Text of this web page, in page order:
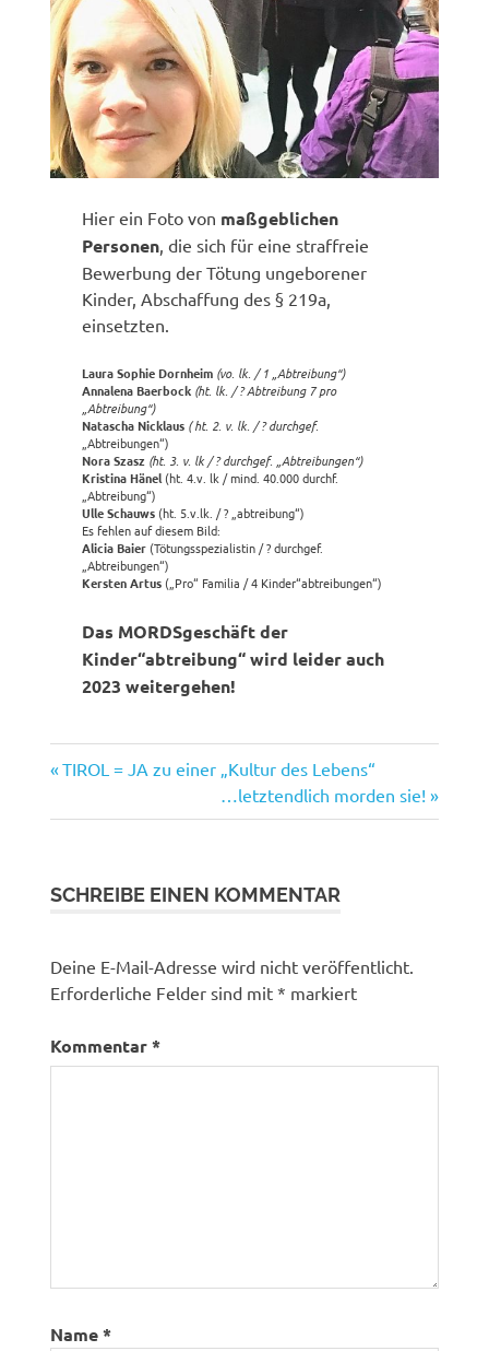
Hier ein Foto von maßgeblichen
Personen, die sich für eine straffreie
Bewerbung der Tötung ungeborener
Kinder, Abschaffung des § 219a,
einsetzten.
Laura Sophie Dornheim(vo. lk. / 1 „Abtreibung“)
Annalena Baerbock (ht. lk. / ? Abtreibung 7 pro
„Abtreibung“)
Natascha Nicklaus ( ht. 2. v. lk. / ? durchgef.
„Abtreibungen“)
Nora Szasz(ht. 3. v. lk / ? durchgef. „Abtreibungen“)
Kristina Hänel(ht. 4.v. lk / mind. 40.000 durchf.
„Abtreibung“)
Ulle Schauws(ht. 5.v.lk. / ? „abtreibung“)
Es fehlen auf diesem Bild:
Alicia Baier(Tötungsspezialistin / ? durchgef.
„Abtreibungen“)
Kersten Artus („Pro“ Familia / 4 Kinder“abtreibungen“)
Das MORDSgeschäft der
Kinder“abtreibung“ wird leider auch
2023 weitergehen!
Beitragsnavigation
Vorheriger
TIROL = JA zu einer „Kultur des Lebens“
Nächster
Beitrag:
…letztendlich morden sie!
SCHREIBE EINEN KOMMENTAR
Deine E-Mail-Adresse wird nicht veröffentlicht.
Erforderliche Felder sind mit* markiert
Kommentar*
Name*